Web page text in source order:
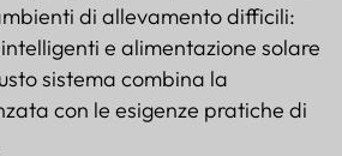
di allevamento difficili:
e alimentazione solare
sistema combina la
con le esigenze pratiche di